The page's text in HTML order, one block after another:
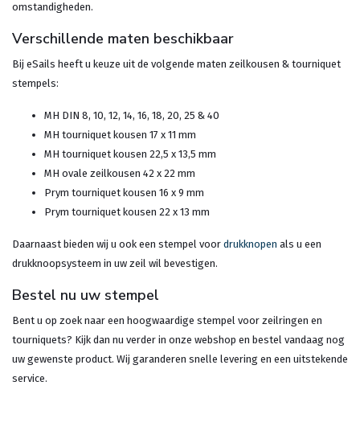
omstandigheden.
Verschillende maten beschikbaar
Bij eSails heeft u keuze uit de volgende maten zeilkousen & tourniquet
stempels:
MH DIN 8, 10, 12, 14, 16, 18, 20, 25 & 40
MH tourniquet kousen 17 x 11 mm
MH tourniquet kousen 22,5 x 13,5 mm
MH ovale zeilkousen 42 x 22 mm
Prym tourniquet kousen 16 x 9 mm
Prym tourniquet kousen 22 x 13 mm
Daarnaast bieden wij u ook een stempel voor drukknopen als u een
drukknoopsysteem in uw zeil wil bevestigen.
Bestel nu uw stempel
Bent u op zoek naar een hoogwaardige stempel voor zeilringen en
tourniquets? Kijk dan nu verder in onze webshop en bestel vandaag nog
uw gewenste product. Wij garanderen snelle levering en een uitstekende
service.